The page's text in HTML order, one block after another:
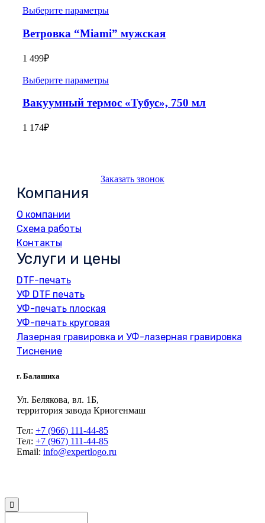
Выберите параметры
Ветровка “Miami” мужская
1 499₽
Выберите параметры
Вакуумный термос «Тубус», 750 мл
1 174₽
Заказать звонок
Компания
О компании
Схема работы
Контакты
Услуги и цены
DTF-печать
УФ DTF печать
УФ-печать плоская
УФ-печать круговая
Лазерная гравировка и УФ-лазерная гравировка
Тиснение
г. Балашиха
Ул. Белякова, вл. 1Б,
территория завода Криогенмаш
Тел: +7 (966) 111-44-85
Тел: +7 (967) 111-44-85
Email: info@expertlogo.ru
